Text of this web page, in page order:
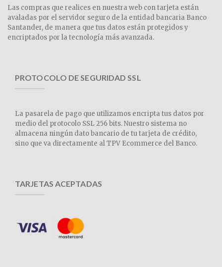
Las compras que realices en nuestra web con tarjeta están
avaladas por el servidor seguro de la entidad bancaria Banco
Santander, de manera que tus datos están protegidos y
encriptados por la tecnología más avanzada.
PROTOCOLO DE SEGURIDAD SSL
La pasarela de pago que utilizamos encripta tus datos por
medio del protocolo SSL 256 bits. Nuestro sistema no
almacena ningún dato bancario de tu tarjeta de crédito,
sino que va directamente al TPV Ecommerce del Banco.
TARJETAS ACEPTADAS